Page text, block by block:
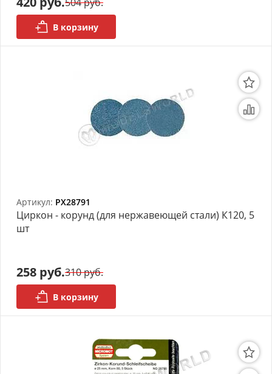
В корзину
Артикул: PX28791
Циркон - корунд (для нержавеющей стали) К120, 5
шт
258 руб.310 руб.
В корзину